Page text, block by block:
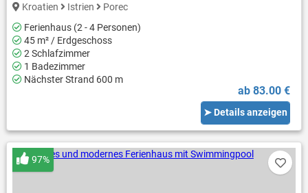
Kroatien Istrien
Porec
Ferienhaus (2 - 4 Personen)
45 m² / Erdgeschoss
2 Schlafzimmer
1 Badezimmer
Nächster Strand 600 m
ab 83.00 €
➤ Details anzeigen
97%